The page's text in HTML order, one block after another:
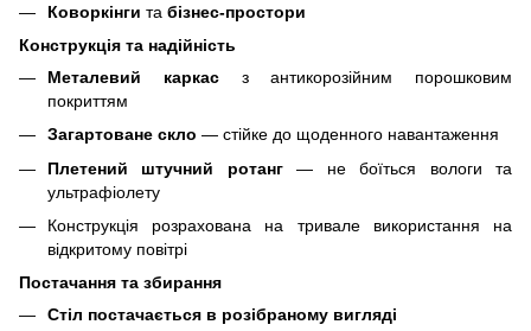
Коворкінги та бізнес-простори
Конструкція та надійність
Металевий каркасз антикорозійним порошковим
покриттям
Загартоване скло — стійке до щоденного навантаження
Плетений штучний ротанг— не боїться вологи та
ультрафіолету
Конструкція розрахована на тривале використання на
відкритому повітрі
Постачання та збирання
Стіл постачається в розібраному вигляді